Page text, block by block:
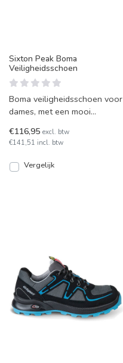
Sixton Peak Boma
Veiligheidsschoen
Boma veiligheidsschoen voor
dames, met een mooi
en S3-veiligheidsnorm be
€116,95 excl. btw
€141,51 incl. btw
Vergelijk